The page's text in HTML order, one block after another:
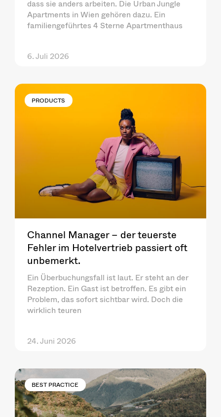
dass sie anders arbeiten. Die Urban Jungle
Apartments in Wien gehören dazu. Ein
familiengeführtes 4 Sterne Apartmenthaus
6. Juli 2026
PRODUCTS
Channel Manager – der teuerste
Fehler im Hotelvertrieb passiert oft
unbemerkt.
Ein Überbuchungsfall ist laut. Er steht an der
Rezeption. Ein Gast ist betroffen. Es gibt ein
Problem, das sofort sichtbar wird. Doch die
wirklich teuren
24. Juni 2026
BEST PRACTICE